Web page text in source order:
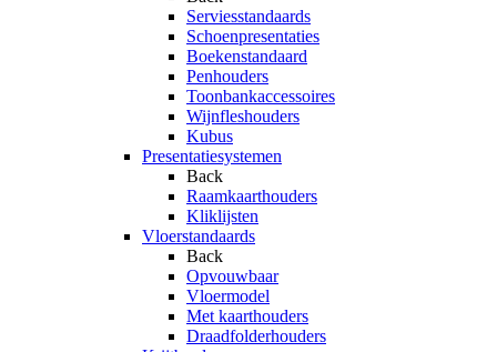
Serviesstandaards
Schoenpresentaties
Boekenstandaard
Penhouders
Toonbankaccessoires
Wijnfleshouders
Kubus
Presentatiesystemen
Back
Raamkaarthouders
Kliklijsten
Vloerstandaards
Back
Opvouwbaar
Vloermodel
Met kaarthouders
Draadfolderhouders